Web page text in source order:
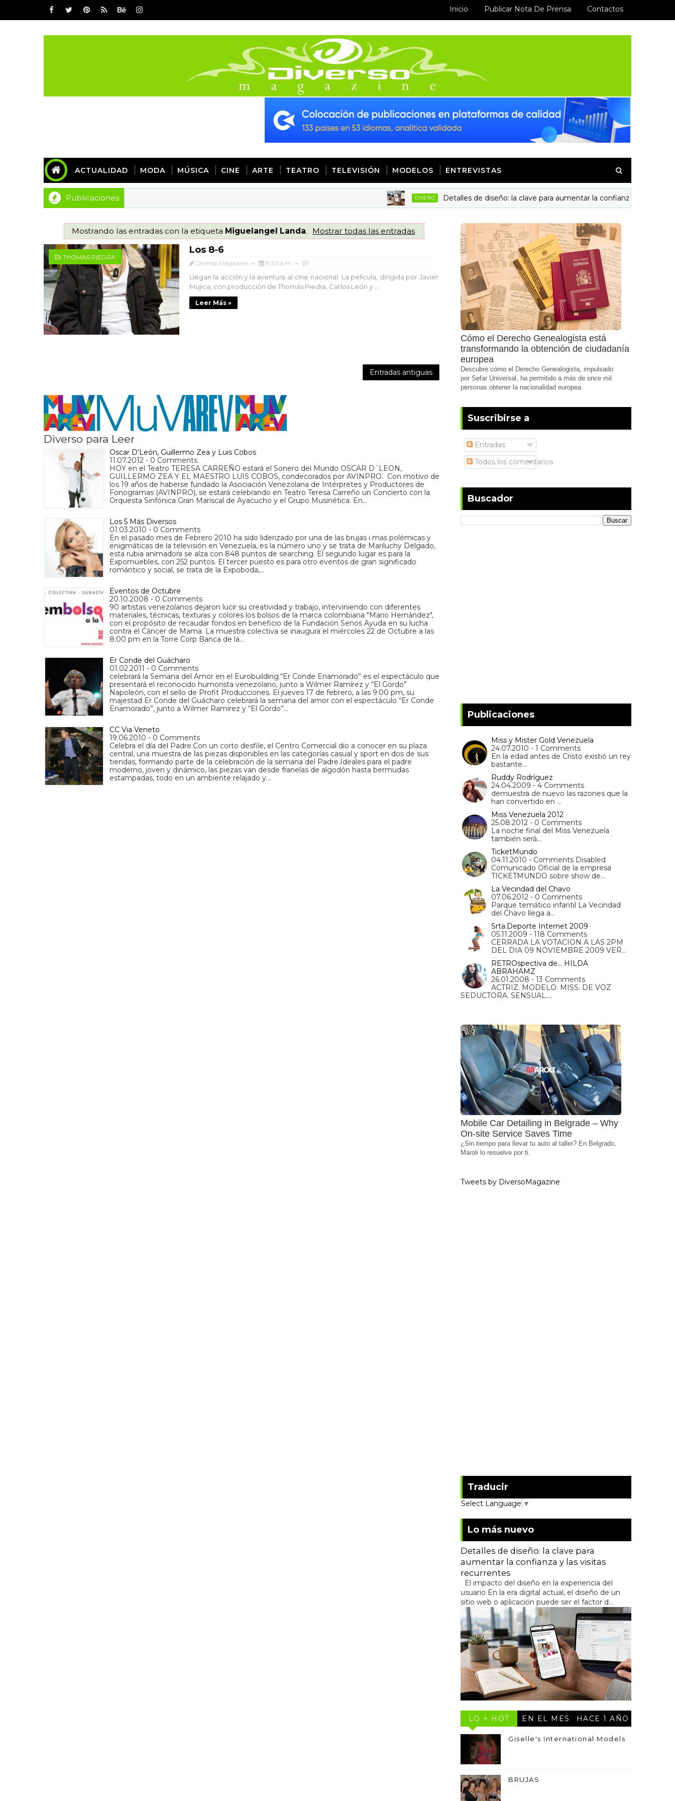
Inicio Publicar Nota De Prensa Contactos
ACTUALIDAD MODA MÚSICA CINE ARTE TEATRO TELEVISIÓN MODELOS ENTREVISTAS
Publicaciones DISEÑO Detalles de diseño: la clave para aumentar la confianza y las visitas
Mostrando las entradas con la etiqueta Miguelangel Landa. Mostrar todas las entradas
THOMAS PIEDRA
Los 8-6
Diverso Magazine 9:30 a.m.
Llegan la acción y la aventura al cine nacional La película, dirigida por Javier
Mujica, con producción de Thomás Piedra, Carlos León y ...
Leer Más »
Entradas antiguas
Diverso para Leer
Oscar D'León, Guillermo Zea y Luis Cobos
11.07.2012 - 0 Comments
HOY en el Teatro TERESA CARREÑO estará el Sonero del Mundo OSCAR D´LEON,
GUILLERMO ZEA Y EL MAESTRO LUIS COBOS, condecorados por AVINPRO. Con motivo de
los 19 años de haberse fundado la Asociación Venezolana de Intérpretes y Productores de
Fonogramas (AVINPRO), se estará celebrando en Teatro Teresa Carreño un Concierto con la
Orquesta Sinfónica Gran Mariscal de Ayacucho y el Grupo Musinética. En…
Los 5 Más Diversos
01.03.2010 - 0 Comments
En el pasado mes de Febrero 2010 ha sido liderizado por una de las brujas i mas polémicas y
enigmáticas de la televisión en Venezuela, es la número uno y se trata de Mariluchy Delgado,
esta rubia animadora se alza con 848 puntos de searching. El segundo lugar es para la
Expomuebles, con 252 puntos. El tercer puesto es para otro eventos de gran significado
romántico y social, se trata de la Expoboda,…
Eventos de Octubre
20.10.2008 - 0 Comments
90 artistas venezolanos dejaron lucir su creatividad y trabajo, interviniendo con diferentes
materiales, técnicas, texturas y colores los bolsos de la marca colombiana "Mario Hernández",
con el propósito de recaudar fondos en beneficio de la Fundación Senos Ayuda en su lucha
contra el Cáncer de Mama. La muestra colectiva se inaugura el miércoles 22 de Octubre a las
8:00 pm en la Torre Corp Banca de la…
Er Conde del Guácharo
01.02.2011 - 0 Comments
celebrará la Semana del Amor en el Eurobuilding.“Er Conde Enamorado” es el espectáculo que
presentará el reconocido humorista venezolano, junto a Wilmer Ramírez y “El Gordo”
Napoleón, con el sello de Profit Producciones. El jueves 17 de febrero, a las 9:00 pm, su
majestad Er Conde del Guácharo celebrará la semana del amor con el espectáculo “Er Conde
Enamorado”, junto a Wilmer Ramírez y “El Gordo”…
CC Via Veneto
19.06.2010 - 0 Comments
Celebra el día del Padre.Con un corto desfile, el Centro Comercial dio a conocer en su plaza
central, una muestra de las piezas disponibles en las categorías casual y sport en dos de sus
tiendas, formando parte de la celebración de la semana del Padre.Ideales para el padre
moderno, joven y dinámico, las piezas van desde franelas de algodón hasta bermudas
estampadas, todo en un ambiente relajado y…
Cómo el Derecho Genealogista está
transformando la obtención de ciudadanía
europea
Descubre cómo el Derecho Genealogista, impulsado
por Sefar Universal, ha permitido a más de once mil
personas obtener la nacionalidad europea.
Suscribirse a
Entradas
Todos los comentarios
Buscador
Publicaciones
Miss y Mister Gold Venezuela
24.07.2010 - 1 Comments
En la edad antes de Cristo existió un rey
bastante…
Ruddy Rodríguez
24.04.2009 - 4 Comments
demuestra de nuevo las razones que la
han convertido en …
Miss Venezuela 2012
25.08.2012 - 0 Comments
La noche final del Miss Venezuela
también será…
TicketMundo
04.11.2010 - Comments Disabled
Comunicado Oficial de la empresa
TICKETMUNDO sobre show de…
La Vecindad del Chavo
07.06.2012 - 0 Comments
Parque temático infantil La Vecindad
del Chavo llega a…
Srta.Deporte Internet 2009
05.11.2009 - 118 Comments
CERRADA LA VOTACION A LAS 2PM
DEL DIA 09 NOVIEMBRE 2009 VER…
RETROspectiva de... HILDA
ABRAHAMZ
26.01.2008 - 13 Comments
ACTRIZ. MODELO. MISS. DE VOZ
SEDUCTORA. SENSUAL.…
Mobile Car Detailing in Belgrade – Why
On-site Service Saves Time
¿Sin tiempo para llevar tu auto al taller? En Belgrado,
Maroli lo resuelve por ti.
Tweets by DiversoMagazine
Traducir
Select Language ▼
Lo más nuevo
Detalles de diseño: la clave para
aumentar la confianza y las visitas
recurrentes
El impacto del diseño en la experiencia del
usuario En la era digital actual, el diseño de un
sitio web o aplicación puede ser el factor d...
LO + HOT EN EL MES HACE 1 AÑO
Giselle's International Models
BRUJAS